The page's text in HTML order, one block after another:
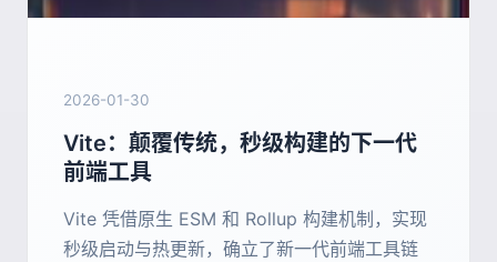
2026-01-30
Vite：颠覆传统，秒级构建的下一代
前端工具
Vite 凭借原生 ESM 和 Rollup 构建机制，实现
秒级启动与热更新，确立了新一代前端工具链